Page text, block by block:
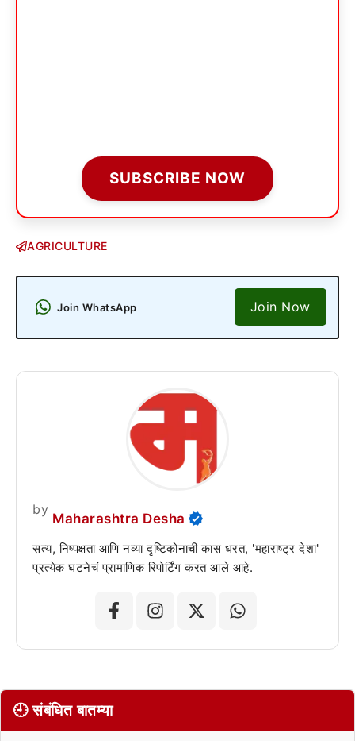
SUBSCRIBE NOW
AGRICULTURE
Join WhatsApp Join Now
by
Maharashtra Desha
सत्य, निष्पक्षता आणि नव्या दृष्टिकोनाची कास धरत, 'महाराष्ट्र देशा'
प्रत्येक घटनेचं प्रामाणिक रिपोर्टिंग करत आले आहे.
🕘 संबंधित बातम्या